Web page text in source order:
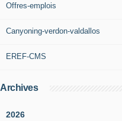
Offres-emplois
Canyoning-verdon-valdallos
EREF-CMS
Archives
2026